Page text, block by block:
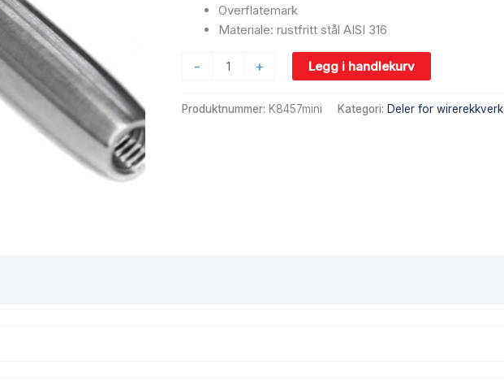
Overflatemark
Materiale: rustfritt stål AISI 316
- + Legg i handlekurv
Produktnummer: K8457mini Kategori: Deler for wirerekkverk